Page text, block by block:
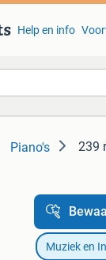
Help en info
Piano's 239
Muziek en